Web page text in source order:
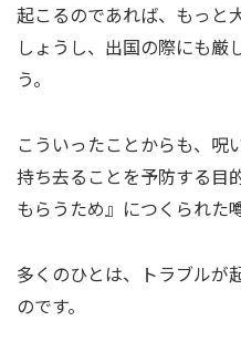
起こるのであれば、もっと
しょうし、出国の際にも厳
う。
こういったことからも、呪
持ち去ることを予防する目
もらうため』につくられた
多くのひとは、トラブルが
のです。